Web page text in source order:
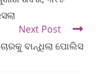
Next Post
ବାନ୍ଧିଲା ପୋଲିସ